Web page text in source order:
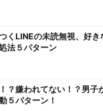
くLINEの未読無視、好
法５パターン
？嫌われてない！？男子
５パターン！